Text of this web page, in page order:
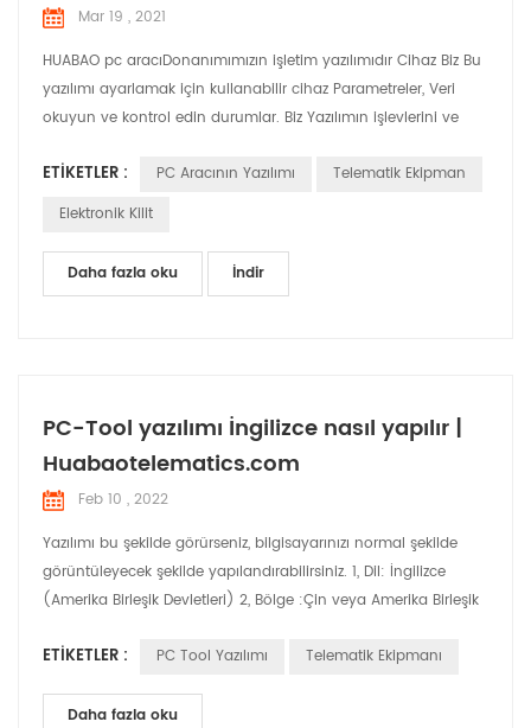
Mar 19 , 2021
HUABAO pc aracıDonanımımızın işletim yazılımıdır Cihaz Biz Bu
yazılımı ayarlamak için kullanabilir cihaz Parametreler, Veri
okuyun ve kontrol edin durumlar. Biz Yazılımın işlevlerini ve
ETIKETLER : PC Aracının Yazılımı
Telematik Ekipman
Elektronik Kilit
Daha fazla oku İndir
PC-Tool yazılımı İngilizce nasıl yapılır |
Huabaotelematics.com
Feb 10 , 2022
Yazılımı bu şekilde görürseniz, bilgisayarınızı normal şekilde
görüntüleyecek şekilde yapılandırabilirsiniz. 1, Dil: İngilizce
(Amerika Birleşik Devletleri) 2, Bölge :Çin veya Amerika Birleşik
3, Mevcut sistemin yerini bulun: İngilizce (Amerika Birleşik
bilgisayarınızı ...
ETIKETLER : PC Tool Yazılımı Telematik Ekipmanı
Daha fazla oku